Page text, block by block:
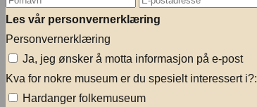
Les vår personvernerklæring
Personvernerklæring
Ja, jeg ønsker å motta informasjon på e-post
Kva for nokre museum er du spesielt interessert i?:
Hardanger folkemuseum